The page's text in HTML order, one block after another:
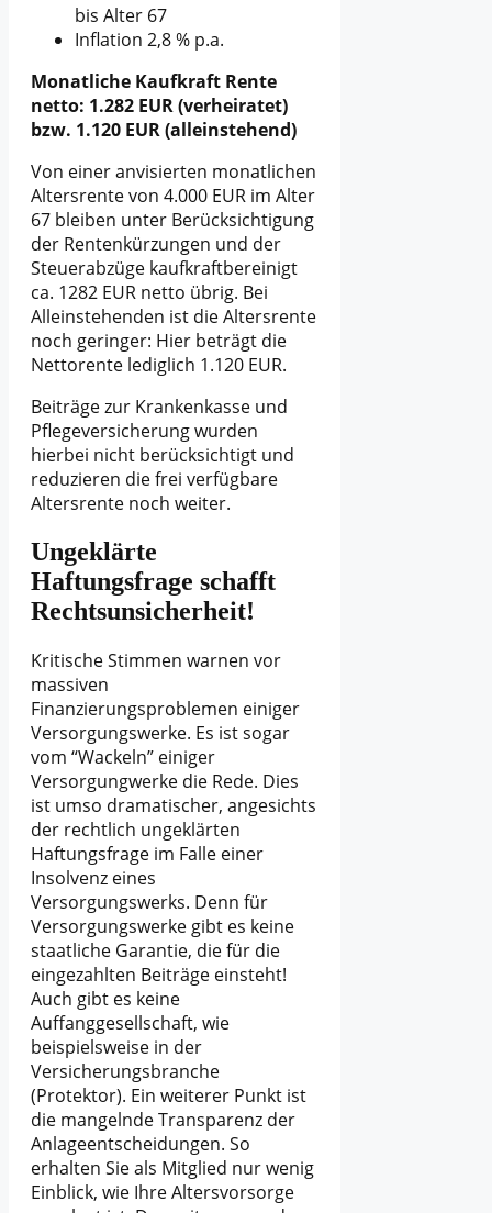
bis Alter 67
Inflation 2,8 % p.a.
Monatliche Kaufkraft Rente
netto: 1.282 EUR (verheiratet)
bzw. 1.120 EUR (alleinstehend)
Von einer anvisierten monatlichen
Altersrente von 4.000 EUR im Alter
67 bleiben unter Berücksichtigung
der Rentenkürzungen und der
Steuerabzüge kaufkraftbereinigt
ca. 1282 EUR netto übrig. Bei
Alleinstehenden ist die Altersrente
noch geringer: Hier beträgt die
Nettorente lediglich 1.120 EUR.
Beiträge zur Krankenkasse und
Pflegeversicherung wurden
hierbei nicht berücksichtigt und
reduzieren die frei verfügbare
Altersrente noch weiter.
Ungeklärte
Haftungsfrage schafft
Rechtsunsicherheit!
Kritische Stimmen warnen vor
massiven
Finanzierungsproblemen einiger
Versorgungswerke. Es ist sogar
vom “Wackeln” einiger
Versorgungwerke die Rede. Dies
ist umso dramatischer, angesichts
der rechtlich ungeklärten
Haftungsfrage im Falle einer
Insolvenz eines
Versorgungswerks. Denn für
Versorgungswerke gibt es keine
staatliche Garantie, die für die
eingezahlten Beiträge einsteht!
Auch gibt es keine
Auffanggesellschaft, wie
beispielsweise in der
Versicherungsbranche
(Protektor). Ein weiterer Punkt ist
die mangelnde Transparenz der
Anlageentscheidungen. So
erhalten Sie als Mitglied nur wenig
Einblick, wie Ihre Altersvorsorge